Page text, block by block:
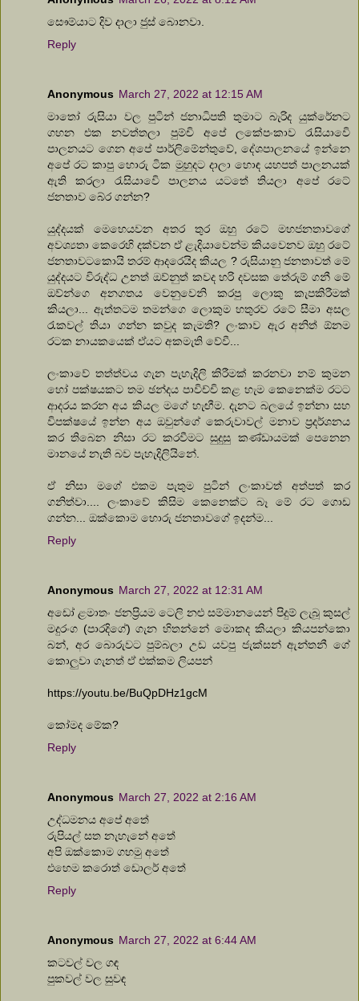
සෞම්යාට දිව දාලා ජුස් බොනවා.
Reply
Anonymous March 27, 2022 at 12:15 AM
මාතෝ රුසියා වල පුටින් ජනාධිපති තුමාට බැරිද යුක්රේනට
ගහන එක නවත්තලා පුම්චි අපේ ලකේපංකාව රැසියාවෙි
පාලනයට ගෙන අපේ පාර්ලිමේන්තුවේ, දේශපාලනයේ ඉන්නෙ
⁣අපේ රට කාපු හොරු ටික මුහුදට දාලා හොඳ යහපත් පාලනයක්
ඇති කරලා රැසියාවෙි පාලනය යටතේ තියලා අපේ රටේ
ජනතාව බේර ගන්න?
යුද්දයක් මෙහෙයවන අතර තුර ඔහු රටේ මහජනතාවගේ
අවශ්‍යතා කෙරෙහි දක්වන ඒ ළැදියාවෙන්ම කියවෙනව ඔහු රටේ
ජනතාවටකොයි තරම් ආදරෙයිද කියල ? රුසියානු ජනතාවත් මේ
යුද්දයට විරුද්ධ උනත් ඔව්නුත් කවද හරි දවසක තේරුම් ගනී මේ
ඔව්න්ගෙ අනගතය වෙනුවෙනි කරපු ලොකු කැපකිරීමක්
කියලා... ඇත්තටම තමන්ගෙ ලොකුම හතුරව රටේ සීමා අසල
රැකවල් තියා ගන්න කවුද කැමති? ලංකාව ඇර අනිත් ඕනම
රටක නායකයෙක් ඒයට අකමැති වේවී...
ලංකාවේ තත්ත්වය ගැන පැහැදිලි කිරීමක් කරනවා නම් කුමන
හෝ පක්ෂයකට තම ඡන්දය පාවිච්චි කළ හැම කෙනෙක්ම රටට
ආදරය කරන අය කියල මගේ හැඟීම. දැනට බලයේ ඉන්නා සහ
විපක්ෂයේ ඉන්න අය ඔවුන්ගේ කෙරුවාවල් මනාව ප්‍රදර්ශනය
කර තිබෙන නිසා රට කරවීමට සුදුසු කණ්ඩායමක් පෙනෙන
මානයේ නැති බව පැහැදිලියිනේ.
ඒ නිසා මගේ එකම පැතුම පුටින් ලංකාවත් අත්පත් කර
ගනිත්වා.... ලංකාවේ කිසිම කෙනෙක්ට බෑ මේ රට ගොඩ
ගන්න... ඔක්කොම හොරු ජනතාවගේ ඉදන්ම...
Reply
Anonymous March 27, 2022 at 12:31 AM
අඩෝ ළමාතං ජනප්‍රියම ටෙලි නළු සම්මානයෙන් පිදුම් ලැබූ කුසල්
මදුරංග (පාරදිගේ) ගැන හිතන්නේ මොකද කියලා කියපන්කො
බන්, අර බොරුවට පුම්බලා උඩ යවපු ජැක්සන් ඇන්තනී ගේ
කොලුවා ගැනත් ඒ එක්කම ලියපන්
https://youtu.be/BuQpDHz1gcM
කෝමද මේක?
Reply
Anonymous March 27, 2022 at 2:16 AM
උද්ධමනය අපේ අතේ
රුපියල් සත නැහැනේ අතේ
අපි ඔක්කොම ගහමු අතේ
එහෙම කරොත් ඩොලර් අතේ
Reply
Anonymous March 27, 2022 at 6:44 AM
කටවල් වල ගඳ
පුකවල් වල සුවඳ